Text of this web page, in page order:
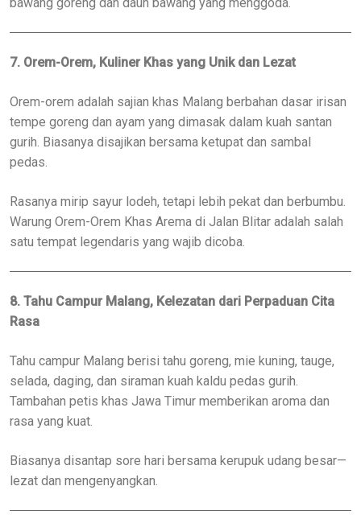
7. Orem-Orem, Kuliner Khas yang Unik dan Lezat
Orem-orem adalah sajian khas Malang berbahan dasar irisan
tempe goreng dan ayam yang dimasak dalam kuah santan
gurih. Biasanya disajikan bersama ketupat dan sambal
pedas.
Rasanya mirip sayur lodeh, tetapi lebih pekat dan berbumbu.
Warung Orem-Orem Khas Arema di Jalan Blitar adalah salah
satu tempat legendaris yang wajib dicoba.
8. Tahu Campur Malang, Kelezatan dari Perpaduan Cita
Rasa
Tahu campur Malang berisi tahu goreng, mie kuning, tauge,
selada, daging, dan siraman kuah kaldu pedas gurih.
Tambahan petis khas Jawa Timur memberikan aroma dan
rasa yang kuat.
Biasanya disantap sore hari bersama kerupuk udang besar—
lezat dan mengenyangkan.